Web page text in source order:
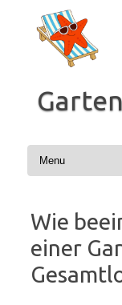
Inhalt
springen
Wie
einer